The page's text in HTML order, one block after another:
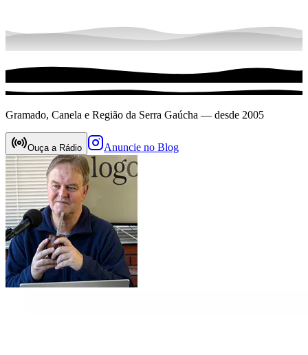
Gramado, Canela e Região da Serra Gaúcha — desde 2005
Ouça a Rádio Anuncie no Blog